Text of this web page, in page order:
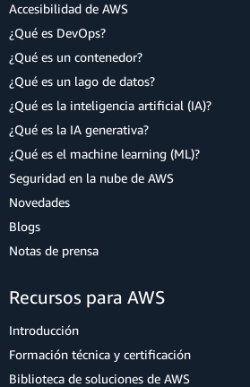
Accesibilidad de AWS
¿Qué es DevOps?
¿Qué es un contenedor?
¿Qué es un lago de datos?
¿Qué es la inteligencia artificial (IA)?
¿Qué es la IA generativa?
¿Qué es el machine learning (ML)?
Seguridad en la nube de AWS
Novedades
Blogs
Notas de prensa
Recursos para AWS
Introducción
Formación técnica y certificación
Biblioteca de soluciones de AWS